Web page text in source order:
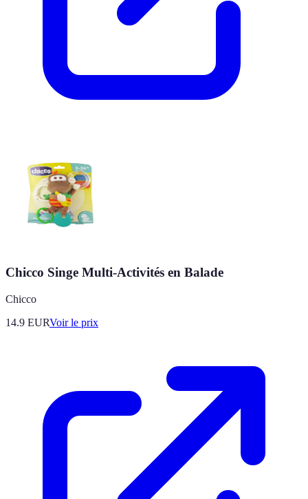
Chicco Singe Multi-Activités en Balade
Chicco
14.9 EURVoir le prix